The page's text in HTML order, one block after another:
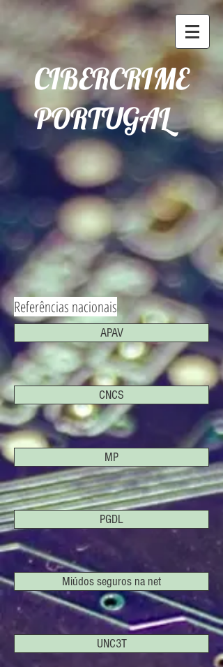
CIBERCRIME
PORTUGAL
Referências nacionais
APAV
CNCS
MP
PGDL
Miúdos seguros na net
UNC3T